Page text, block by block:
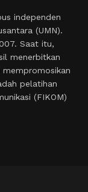
independen
(UMN).
Saat itu,
menerbitkan
pelatihan
(FIKOM)